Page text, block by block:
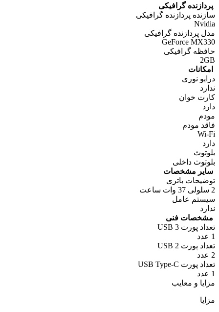
پردازنده گرافیکی
سازنده پردازنده گرافیکی
Nvidia
مدل پردازنده گرافیکی
GeForce MX330
حافظه گرافیکی
2GB
امکانات
درایو نوری
ندارد
کارت خوان
دارد
مودم
فاقد مودم
Wi-Fi
دارد
بلوتوث
بلوتوث داخلی
سایر مشخصات
توضیحات باتری
2 سلولی 37 وات ساعت
سیستم عامل
ندارد
مشخصات فنی
تعداد پورت USB 3
1 عدد
تعداد پورت USB 2
2 عدد
تعداد پورت USB Type-C
1 عدد
مزایا و معایب
مزایا